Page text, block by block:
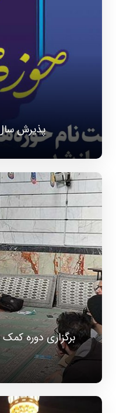
پذیرش سال
برگزاری دوره